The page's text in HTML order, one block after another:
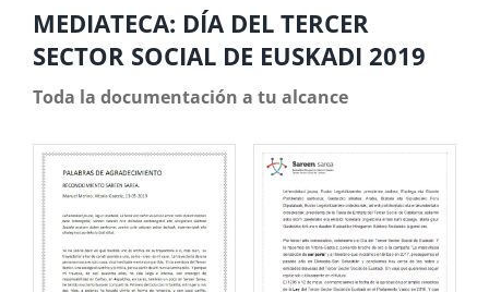
MEDIATECA: DÍA DEL TERCER
SECTOR SOCIAL DE EUSKADI 2019
Toda la documentación a tu alcance